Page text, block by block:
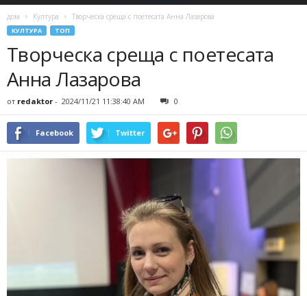
дом Култура Творческа среща с поетесата Анна Лазарова
КУЛТУРА ТОП
Творческа среща с поетесата
Анна Лазарова
от redaktor - 2024/11/21 11:38:40 AM 0
Facebook Twitter